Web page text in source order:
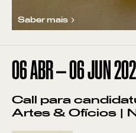
Saber mais
06ABR—06JUN
Call para
Artes & Ofícios |